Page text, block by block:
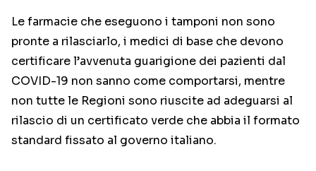
Le farmacie che eseguono i tamponi non sono
pronte a rilasciarlo, i medici di base che devono
certificare l’avvenuta guarigione dei pazienti dal
COVID-19 non sanno come comportarsi, mentre
non tutte le Regioni sono riuscite ad adeguarsi al
rilascio di un certificato verde che abbia il formato
standard fissato al governo italiano.